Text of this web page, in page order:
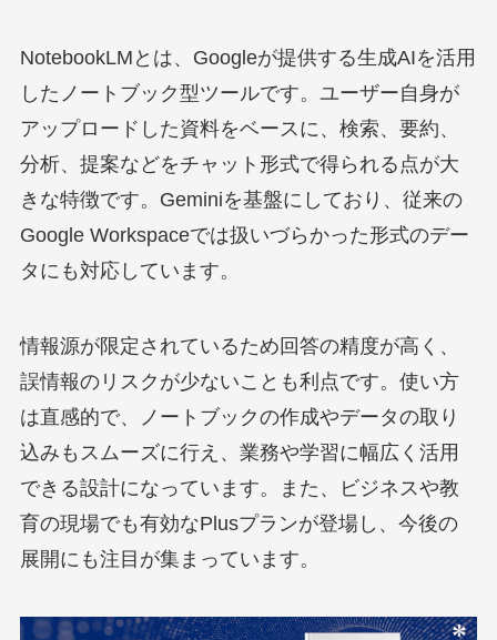
NotebookLMとは、Googleが提供する生成AIを活用
したノートブック型ツールです。ユーザー自身が
アップロードした資料をベースに、検索、要約、
分析、提案などをチャット形式で得られる点が大
きな特徴です。Geminiを基盤にしており、従来の
Google Workspaceでは扱いづらかった形式のデー
タにも対応しています。
情報源が限定されているため回答の精度が高く、
誤情報のリスクが少ないことも利点です。使い方
は直感的で、ノートブックの作成やデータの取り
込みもスムーズに行え、業務や学習に幅広く活用
できる設計になっています。また、ビジネスや教
育の現場でも有効なPlusプランが登場し、今後の
展開にも注目が集まっています。